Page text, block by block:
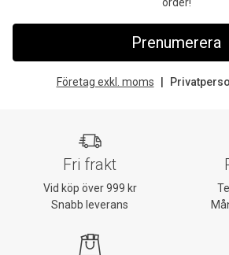
Prenumerera
Företag exkl. moms
Fri frakt
Vid köp över 999 kr
Snabb leverans